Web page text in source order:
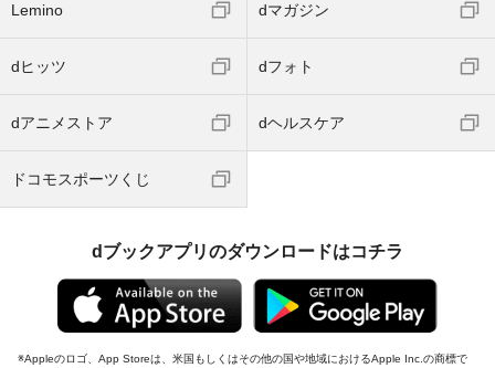
Lemino dマガジン
dヒッツ dフォト
dアニメストア dヘルスケア
ドコモスポーツくじ
dブックアプリのダウンロードはコチラ
Appleのロゴ、App Storeは、米国もしくはその他の国や地域におけるApple Inc.の商標で